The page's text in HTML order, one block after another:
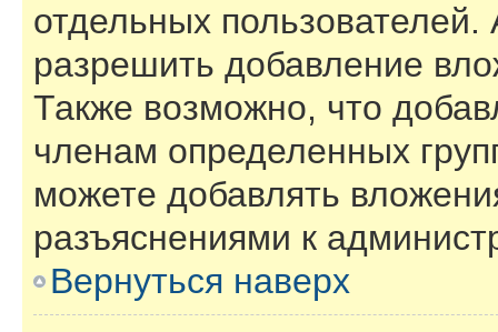
отдельных
разрешить добавление
Также возможно, что
членам определенных
можете добавлять
разъяснениями к
Вернуться наверх